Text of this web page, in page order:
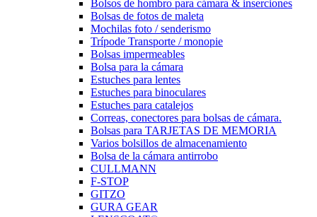
Bolsos de hombro para cámara & inserciones
Bolsas de fotos de maleta
Mochilas foto / senderismo
Trípode Transporte / monopie
Bolsas impermeables
Bolsa para la cámara
Estuches para lentes
Estuches para binoculares
Estuches para catalejos
Correas, conectores para bolsas de cámara.
Bolsas para TARJETAS DE MEMORIA
Varios bolsillos de almacenamiento
Bolsa de la cámara antirrobo
CULLMANN
F-STOP
GITZO
GURA GEAR